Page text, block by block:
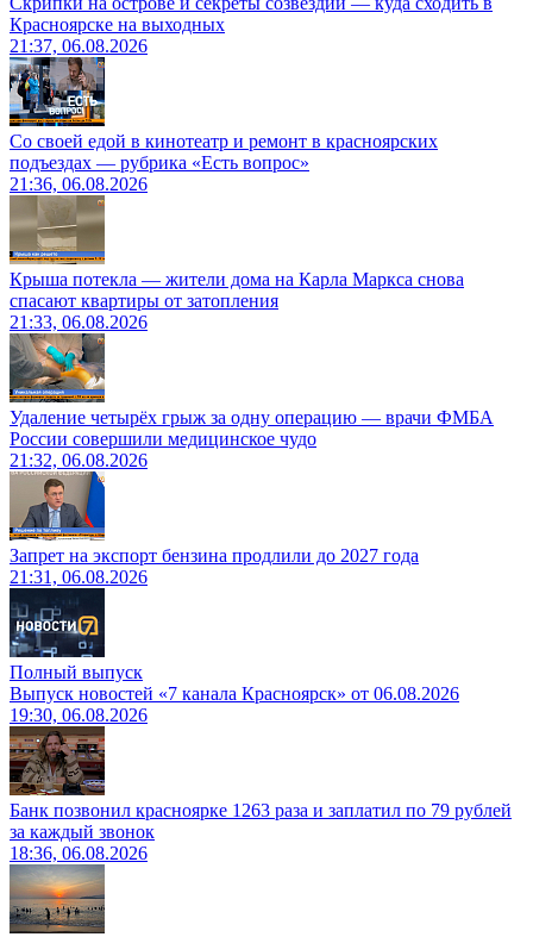
Красноярске на выходных
21:37, 06.08.2026
Со своей едой в кинотеатр и ремонт в красноярских
подъездах — рубрика «Есть вопрос»
21:36, 06.08.2026
Крыша потекла — жители дома на Карла Маркса снова
спасают квартиры от затопления
21:33, 06.08.2026
Удаление четырёх грыж за одну операцию — врачи ФМБА
России совершили медицинское чудо
21:32, 06.08.2026
Запрет на экспорт бензина продлили до 2027 года
21:31, 06.08.2026
Полный выпуск
Выпуск новостей «7 канала Красноярск» от 06.08.2026
19:30, 06.08.2026
Банк позвонил красноярке 1263 раза и заплатил по 79 рублей
за каждый звонок
18:36, 06.08.2026